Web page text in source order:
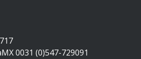
0031 (0)547-729091